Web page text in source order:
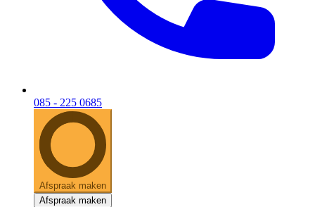
085 - 225 0685
Afspraak maken
Afspraak maken